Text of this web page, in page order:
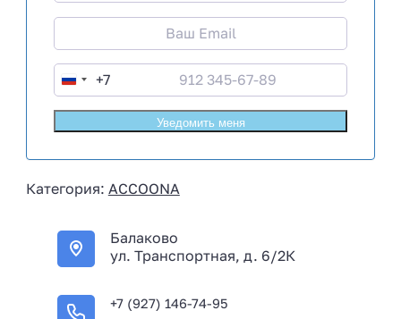
R
u
s
a
7
+7
Категория: ACCOONA
Балаково
ул. Транспортная, д. 6/2К
+7 (927) 146-74-95